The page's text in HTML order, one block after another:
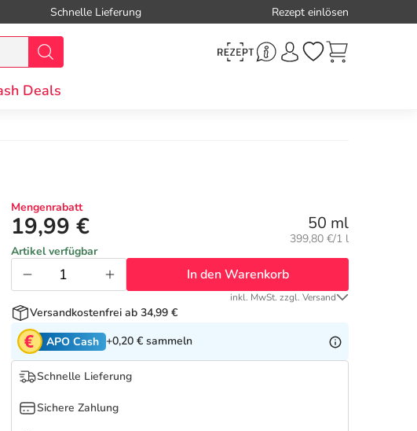
Schnelle Lieferung Rezept einlösen
Deals
Mengenrabatt
19,99 € 50 ml
Grundpreis:
399,80 €/1 l
Artikel verfügbar
In den Warenkorb
inkl. MwSt. zzgl. Versand
Versandkostenfrei ab 34,99 €
APO Cash +0,20 € sammeln
Schnelle Lieferung
Sichere Zahlung